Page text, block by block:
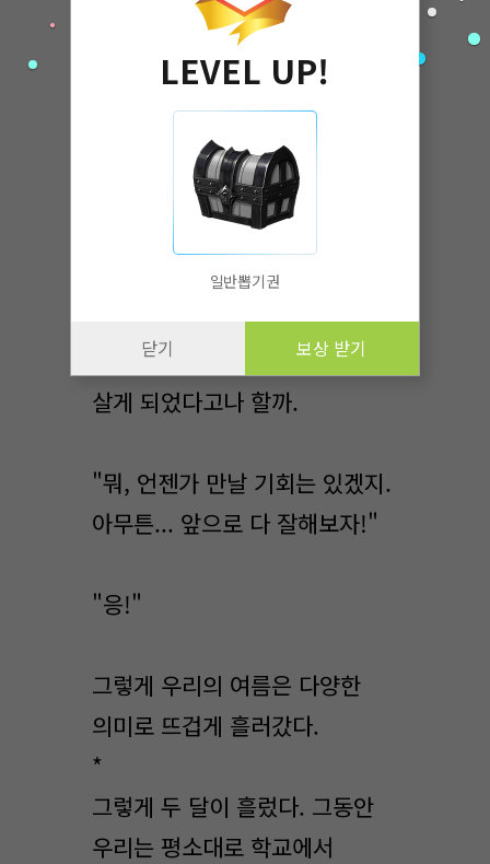
'아시아 쪽은 한국이랑
이클립스만 생존했으니...'
놀랍게도 중국을 포함한
어지간한 나라는 다
멸망해버렸다. 그나마 남은
생존자들은 한국이랑 유럽 연합
쪽으로 망명했다. 다 오염되었기
때문에 물리적으로 사람이 못
살게 되었다고나 할까.
"뭐, 언젠가 만날 기회는 있겠지.
아무튼... 앞으로 다 잘해보자!"
"응!"
그렇게 우리의 여름은 다양한
의미로 뜨겁게 흘러갔다.
*
그렇게 두 달이 흘렀다. 그동안
우리는 평소대로 학교에서
LEVEL UP!
일반뽑기권
닫기 보상 받기